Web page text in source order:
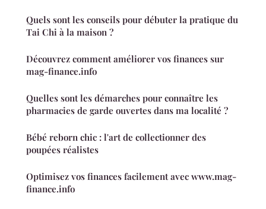
Quels sont les conseils pour débuter la pratique du
Tai Chi à la maison ?
Découvrez comment améliorer vos finances sur
mag-finance.info
Quelles sont les démarches pour connaître les
pharmacies de garde ouvertes dans ma localité ?
Bébé reborn chic : l'art de collectionner des
poupées réalistes
Optimisez vos finances facilement avec www.mag-
finance.info